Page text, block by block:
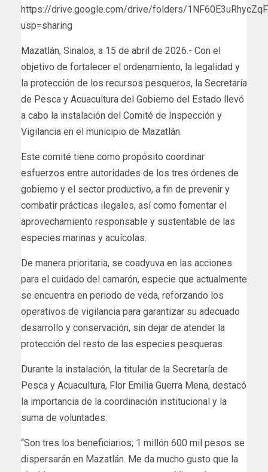
https://drive.google.com/drive/folders/
usp=sharing
Mazatlán, Sinaloa, a 15 de abril de 2026.- Con el
objetivo de fortalecer el ordenamiento, la legalidad y
la protección de los recursos pesqueros, la Secretaría
de Pesca y Acuacultura del Gobierno del Estado llevó
a cabo la instalación del Comité de Inspección y
Vigilancia en el municipio de Mazatlán.
Este comité tiene como propósito coordinar
esfuerzos entre autoridades de los tres órdenes de
gobierno y el sector productivo, a fin de prevenir y
combatir prácticas ilegales, así como fomentar el
aprovechamiento responsable y sustentable de las
especies marinas y acuícolas.
De manera prioritaria, se coadyuva en las acciones
para el cuidado del camarón, especie que actualmente
se encuentra en periodo de veda, reforzando los
operativos de vigilancia para garantizar su adecuado
desarrollo y conservación, sin dejar de atender la
protección del resto de las especies pesqueras.
Durante la instalación, la titular de la Secretaría de
Pesca y Acuacultura, Flor Emilia Guerra Mena, destacó
la importancia de la coordinación institucional y la
suma de voluntades:
“Son tres los beneficiarios; 1 millón 600 mil pesos se
dispersarán en Mazatlán. Me da mucho gusto que la